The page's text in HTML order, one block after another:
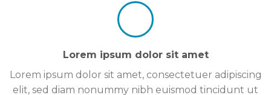
Lorem ipsum dolor sit amet
Lorem ipsum dolor sit amet, consectetuer adipiscing
elit, sed diam nonummy nibh euismod tincidunt ut